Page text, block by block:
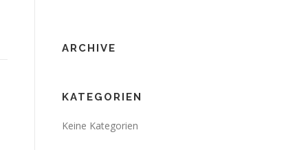
ARCHIVE
KATEGORIEN
Keine Kategorien